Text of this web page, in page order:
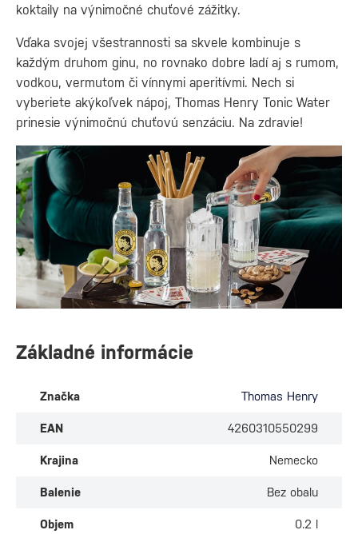
koktaily na výnimočné chuťové zážitky.
Vďaka svojej všestrannosti sa skvele kombinuje s
každým druhom ginu, no rovnako dobre ladí aj s rumom,
vodkou, vermutom či vínnymi aperitívmi. Nech si
vyberiete akýkoľvek nápoj, Thomas Henry Tonic Water
prinesie výnimočnú chuťovú senzáciu. Na zdravie!
Základné informácie
Značka Thomas Henry
EAN 4260310550299
Krajina Nemecko
Balenie Bez obalu
Objem 0.2 l